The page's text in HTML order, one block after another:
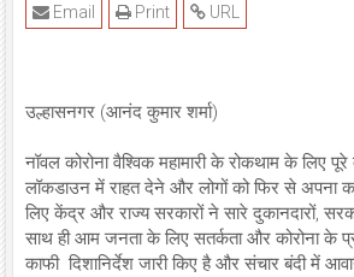
URL
Print
Email
उल्हासनगर (आनंद कुमार शर्मा)
नॉवल कोरोना वैश्विक महामारी के रोकथाम के लिए
लॉकडाउन में राहत देने और लोगों को फिर से अपना
लिए केंद्र और राज्य सरकारों ने सारे दुकानदारों,
साथ ही आम जनता के लिए सतर्कता और कोरोना के
काफी दिशानिर्देश जारी किए है और संचार बंदी में